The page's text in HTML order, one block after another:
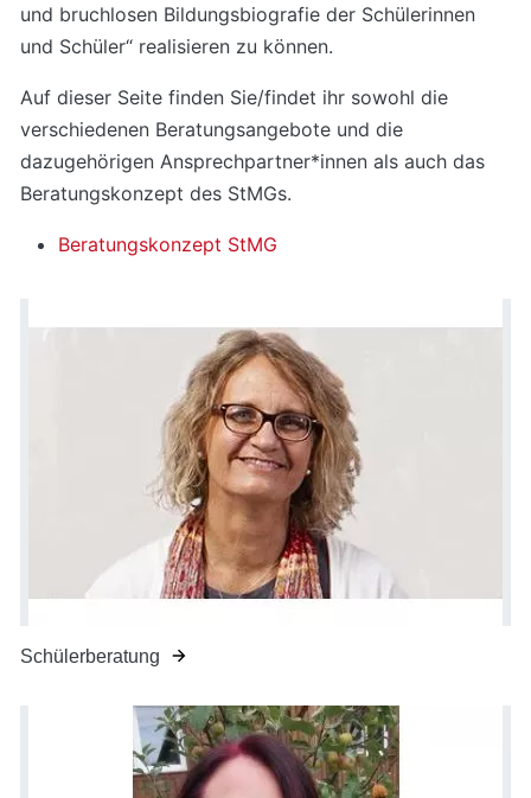
und bruchlosen Bildungsbiografie der Schülerinnen
und Schüler“ realisieren zu können.
Auf dieser Seite finden Sie/findet ihr sowohl die
verschiedenen Beratungsangebote und die
dazugehörigen Ansprechpartner*innen als auch das
Beratungskonzept des StMGs.
Beratungskonzept StMG
Schülerberatung